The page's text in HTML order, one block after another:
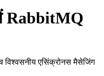
RabbitMQ
विश्वसनीय एसिंक्रोनस मैसेजिंग